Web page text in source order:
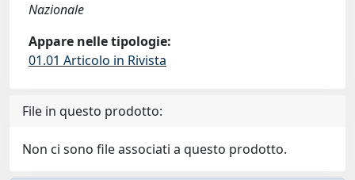
Nazionale
Appare nelle tipologie:
01.01 Articolo in Rivista
File in questo prodotto:
Non ci sono file associati a questo prodotto.